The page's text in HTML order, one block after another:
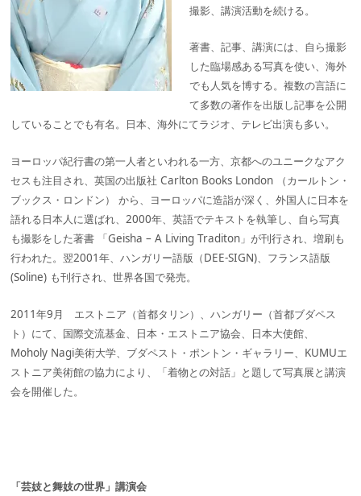
撮影、講演活動を続ける。
著書、記事、講演には、自ら撮影
した臨場感ある写真を使い、海外
でも人気を博する。複数の言語に
て多数の著作を出版し記事を公開
していることでも有名。日本、海外にてラジオ、テレビ出演も多い。
ヨーロッパ紀行書の第一人者といわれる一方、京都へのユニークなアク
セスも注目され、英国の出版社 Carlton Books London （カールトン・
ブックス・ロンドン） から、ヨーロッパに造詣が深く、外国人に日本を
語れる日本人に選ばれ、2000年、英語でテキストを執筆し、自ら写真
も撮影をした著書 「Geisha – A Living Traditon」が刊行され、増刷も
行われた。翌2001年、ハンガリー語版（DEE-SIGN)、フランス語版
(Soline) も刊行され、世界各国で発売。
2011年9月 エストニア（首都タリン）、ハンガリー（首都ブダペス
ト）にて、国際交流基金、日本・エストニア協会、日本大使館、
Moholy Nagi美術大学、ブダペスト・ポントン・ギャラリー、KUMUエ
ストニア美術館の協力により、「着物との対話」と題して写真展と講演
会を開催した。
「芸妓と舞妓の世界」講演会